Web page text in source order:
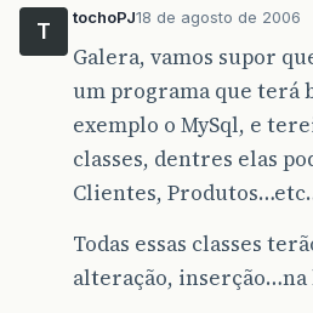
T
tochoPJ18 de agosto de 2006
Galera, vamos supor
um programa que terá
exemplo o MySql, e
classes, dentres elas
Clientes,
Todas essas classes
alteração, inserção…na